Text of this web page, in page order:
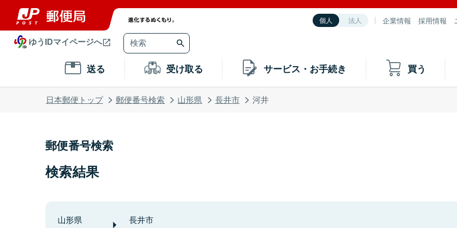
個人 法人 企業情報 採用情報
ゆうIDマイページへ
送る 受け取る サービス・お手続き 買う
日本郵便トップ 郵便番号検索 山形県 長井市 河井
郵便番号検索
検索結果
山形県 長井市